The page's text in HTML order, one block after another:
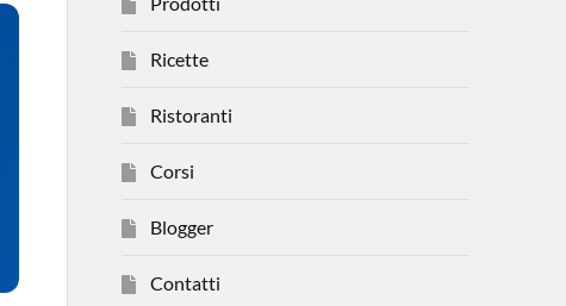
Ricette
Ristoranti
Corsi
Blogger
Contatti